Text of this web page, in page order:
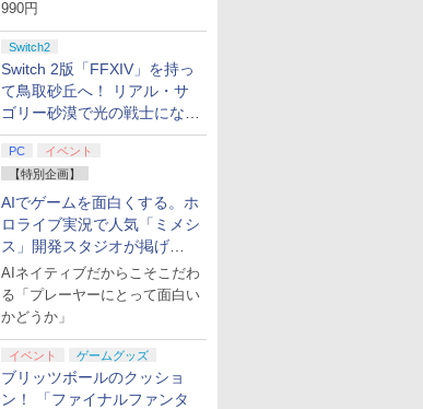
990円
Switch2
Switch 2版「FFXIV」を持っ
て鳥取砂丘へ！ リアル・サ
ゴリー砂漠で光の戦士になっ
てみた
PC
イベント
【特別企画】
AIでゲームを面白くする。ホ
ロライブ実況で人気「ミメシ
ス」開発スタジオが掲げ
る“AI活用の信念”とは？【講
演レポート】
AIネイティブだからこそこだわ
る「プレーヤーにとって面白い
かどうか」
イベント ゲームグッズ
ブリッツボールのクッショ
ン！ 「ファイナルファンタ